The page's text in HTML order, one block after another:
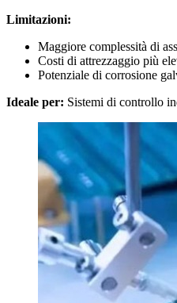
Limitazioni:
Maggiore complessità di
Costi di attrezzaggio più
Potenziale di corrosione
Ideale per: Sistemi di controllo